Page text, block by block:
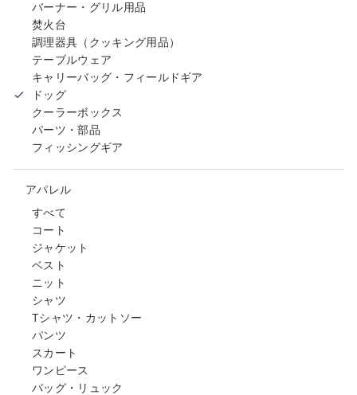
バーナー・グリル用品
焚火台
調理器具（クッキング用品）
テーブルウェア
キャリーバッグ・フィールドギア
ドッグ
クーラーボックス
パーツ・部品
フィッシングギア
アパレル
すべて
コート
ジャケット
ベスト
ニット
シャツ
Tシャツ・カットソー
パンツ
スカート
ワンピース
バッグ・リュック